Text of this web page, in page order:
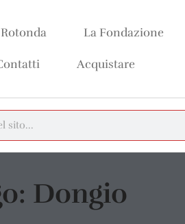
La Fondazione
Acquistare
Dongio